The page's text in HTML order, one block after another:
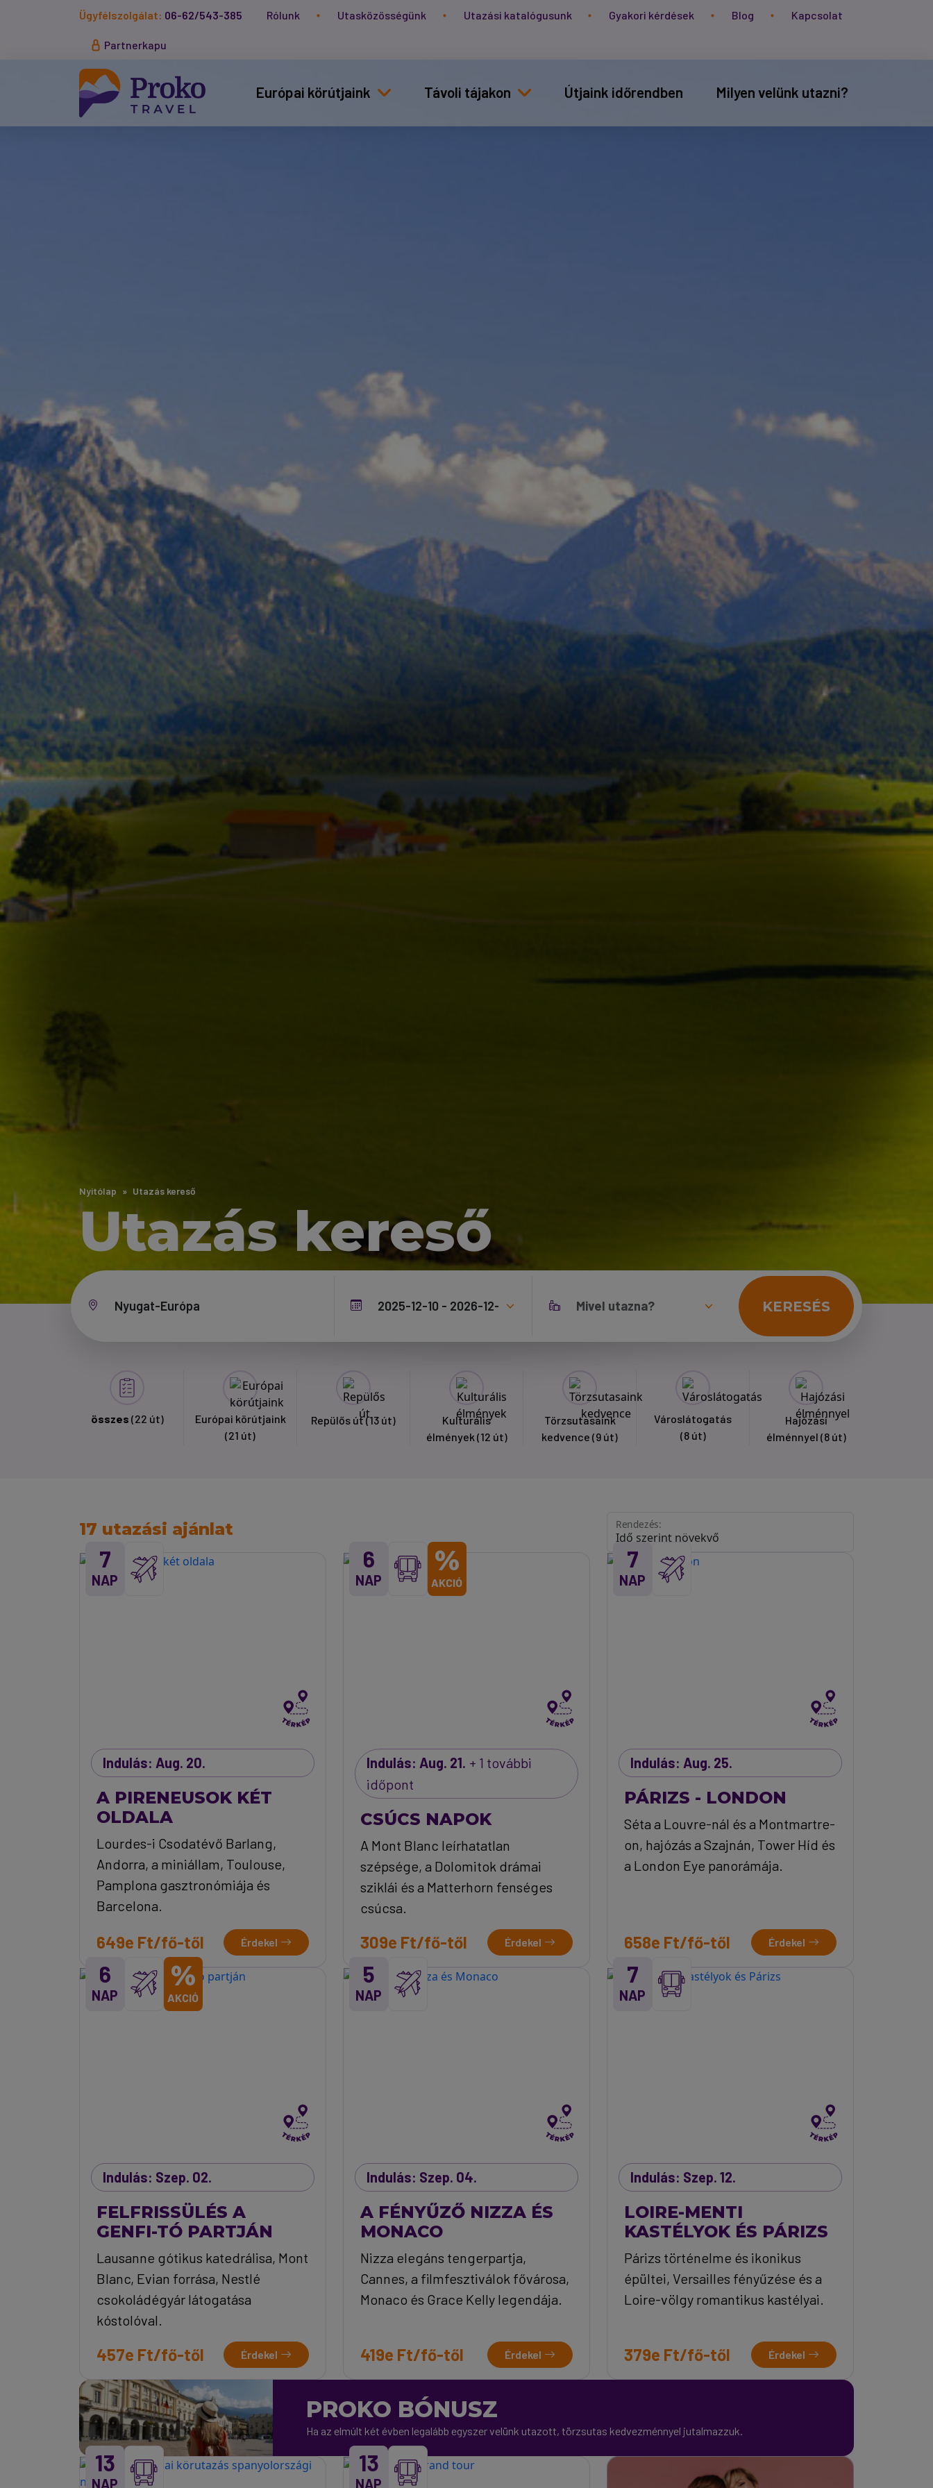
Ügyfélszolgálat: 06-62/543-385 Rólunk Utasközösségünk Utazási katalógusunk Gyakori kérdések Blog Kapcsolat
Partnerkapu
Európai körútjaink Távoli tájakon Útjaink időrendben Milyen velünk utazni?
Nyitólap Utazás kereső
Utazás kereső
KERESÉS
összes (22 út)
Európai körútjaink
(21 út)
Repülős út(13 út)
Kulturális
élmények (12 út)
Törzsutasaink
kedvence (9 út)
Városlátogatás
(8 út)
Hajózási
élménnyel (8 út)
17 utazási ajánlat Rendezés:
7
NAP
Indulás: Aug. 20.
A PIRENEUSOK KÉT
OLDALA
Lourdes-i Csodatévő Barlang,
Andorra, a miniállam, Toulouse,
Pamplona gasztronómiája és
Barcelona.
649e Ft/fő-től Érdekel
6
NAP
%
AKCIÓ
Indulás: Aug. 21. + 1 további
időpont
CSÚCS NAPOK
A Mont Blanc leírhatatlan
szépsége, a Dolomitok drámai
sziklái és a Matterhorn fenséges
csúcsa.
309e Ft/fő-től Érdekel
7
NAP
Indulás: Aug. 25.
PÁRIZS - LONDON
Séta a Louvre-nál és a Montmartre-
on, hajózás a Szajnán, Tower Híd és
a London Eye panorámája.
658e Ft/fő-től Érdekel
6
NAP
%
AKCIÓ
Indulás: Szep. 02.
FELFRISSÜLÉS A
GENFI-TÓ PARTJÁN
Lausanne gótikus katedrálisa, Mont
Blanc, Evian forrása, Nestlé
csokoládégyár látogatása
kóstolóval.
457e Ft/fő-től Érdekel
5
NAP
Indulás: Szep. 04.
A FÉNYŰZŐ NIZZA ÉS
MONACO
Nizza elegáns tengerpartja,
Cannes, a filmfesztiválok fővárosa,
Monaco és Grace Kelly legendája.
419e Ft/fő-től Érdekel
7
NAP
Indulás: Szep. 12.
LOIRE-MENTI
KASTÉLYOK ÉS PÁRIZS
Párizs történelme és ikonikus
épültei, Versailles fényűzése és a
Loire-völgy romantikus kastélyai.
379e Ft/fő-től Érdekel
PROKO BÓNUSZ
Ha az elmúlt két évben legalább egyszer velünk utazott, törzsutas kedvezménnyel jutalmazzuk.
13
NAP
13
NAP